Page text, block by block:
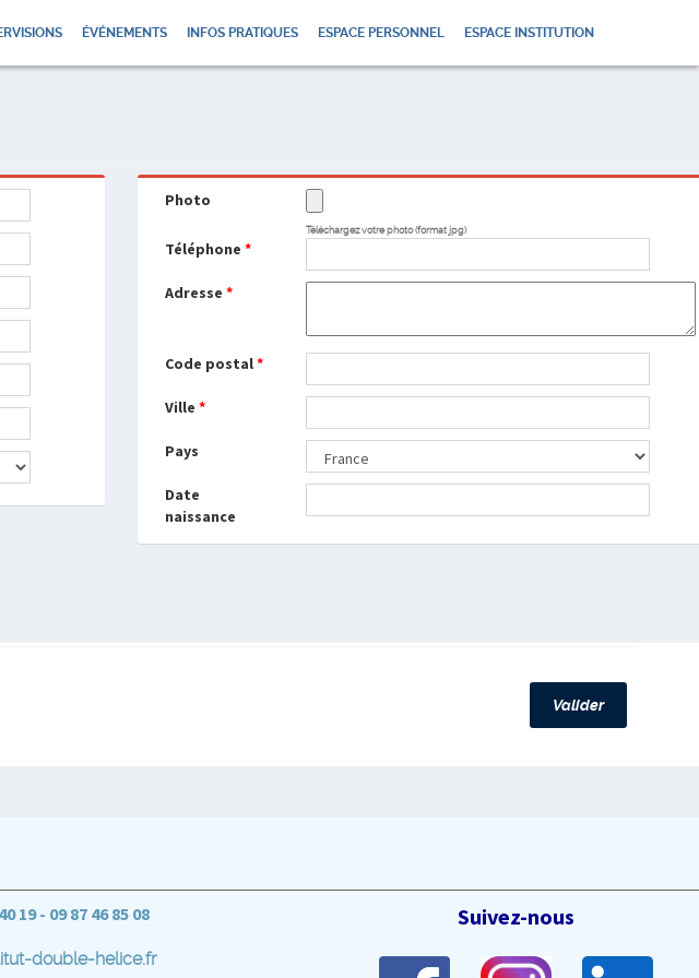
ÉVÉNEMENTS INFOS PRATIQUES ESPACE PERSONNEL ESPACE INSTITUTION
Photo
Téléchargez votre photo (format jpg)
Téléphone *
Adresse *
Code postal*
Ville *
Pays
Date
naissance
Valider
19 - 09 87 46 85 08
double-helice.fr
Suivez-nous